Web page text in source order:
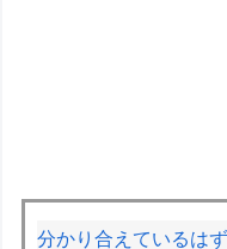
分かり合えているは